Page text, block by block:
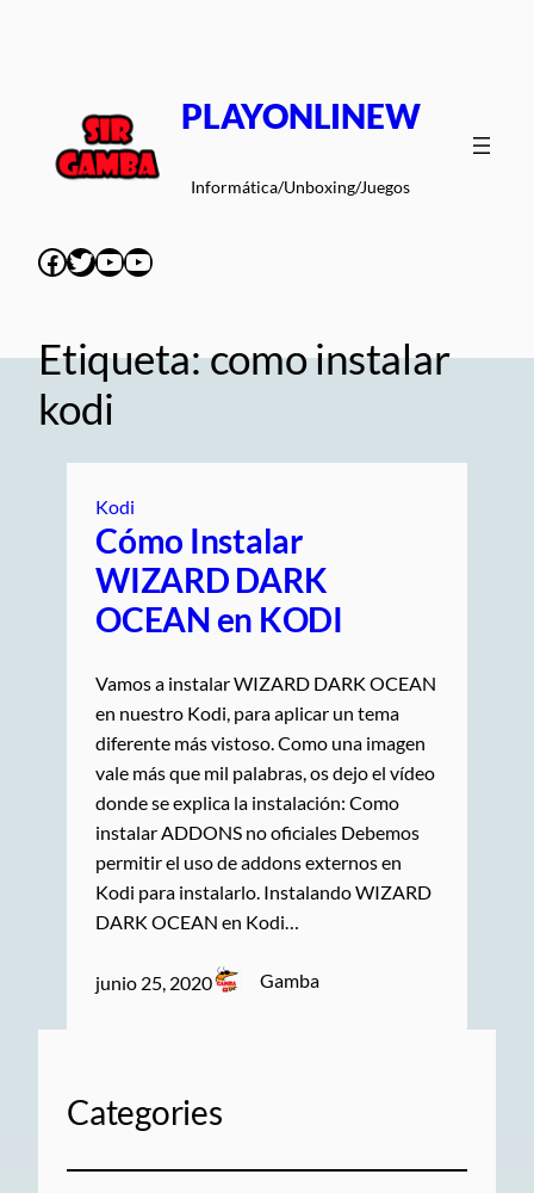
PLAYONLINEW
Informática/Unboxing/Juegos
Facebook
Twitter
YouTube
YouTube
Etiqueta:como instalar
kodi
Kodi
Cómo Instalar
WIZARD DARK
OCEAN en KODI
Vamos a instalar WIZARD DARK OCEAN
en nuestro Kodi, para aplicar un tema
diferente más vistoso. Como una imagen
vale más que mil palabras, os dejo el vídeo
donde se explica la instalación: Como
instalar ADDONS no oficiales Debemos
permitir el uso de addons externos en
Kodi para instalarlo. Instalando WIZARD
DARK OCEAN en Kodi…
junio 25, 2020 Gamba
Categories